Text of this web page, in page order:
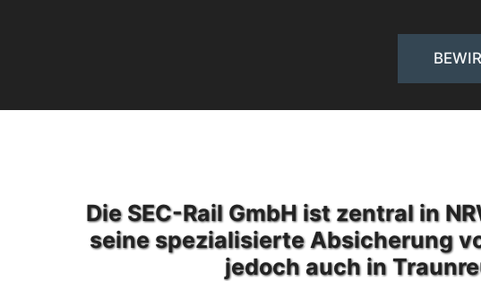
Die SEC-Rail GmbH ist zentral in
seine spezialisierte Absicherung
jedoch auch in